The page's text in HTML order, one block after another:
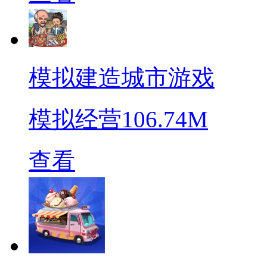
模拟建造城市游戏
模拟经营106.74M
查看